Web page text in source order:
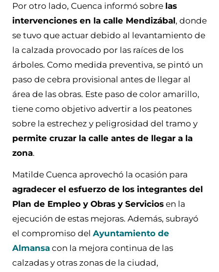
Por otro lado, Cuenca informó sobre las
intervenciones en la calle Mendizábal, donde
se tuvo que actuar debido al levantamiento de
la calzada provocado por las raíces de los
árboles. Como medida preventiva, se pintó un
paso de cebra provisional antes de llegar al
área de las obras. Este paso de color amarillo,
tiene como objetivo advertir a los peatones
sobre la estrechez y peligrosidad del tramo y
permite cruzar la calle antes de llegar a la
zona.
Matilde Cuenca aprovechó la ocasión para
agradecer el esfuerzo de los integrantes del
Plan de Empleo y Obras y Servicios en la
ejecución de estas mejoras. Además, subrayó
el compromiso del Ayuntamiento de
Almansa con la mejora continua de las
calzadas y otras zonas de la ciudad,